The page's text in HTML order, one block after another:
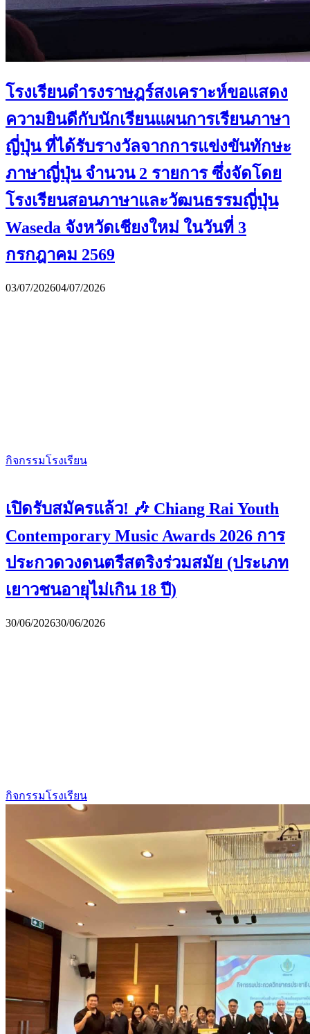
โรงเรียนดำรงราษฎร์สงเคราะห์ขอแสดง
ความยินดีกับนักเรียนแผนการเรียนภาษา
ญี่ปุ่น ที่ได้รับรางวัลจากการแข่งขันทักษะ
ภาษาญี่ปุ่น จำนวน 2 รายการ ซึ่งจัดโดย
โรงเรียนสอนภาษาและวัฒนธรรมญี่ปุ่น
Waseda จังหวัดเชียงใหม่ ในวันที่ 3
กรกฎาคม 2569
03/07/202604/07/2026
กิจกรรมโรงเรียน
เปิดรับสมัครแล้ว! 🎶 Chiang Rai Youth
Contemporary Music Awards 2026 การ
ประกวดวงดนตรีสตริงร่วมสมัย (ประเภท
เยาวชนอายุไม่เกิน 18 ปี)
30/06/202630/06/2026
กิจกรรมโรงเรียน